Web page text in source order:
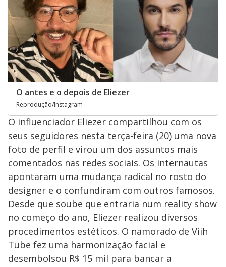
O antes e o depois de Eliezer
Reprodução/Instagram
O influenciador Eliezer compartilhou com os
seus seguidores nesta terça-feira (20) uma nova
foto de perfil e virou um dos assuntos mais
comentados nas redes sociais. Os internautas
apontaram uma mudança radical no rosto do
designer e o confundiram com outros famosos.
Desde que soube que entraria num reality show
no começo do ano, Eliezer realizou diversos
procedimentos estéticos. O namorado de Viih
Tube fez uma harmonização facial e
desembolsou R$ 15 mil para bancar a